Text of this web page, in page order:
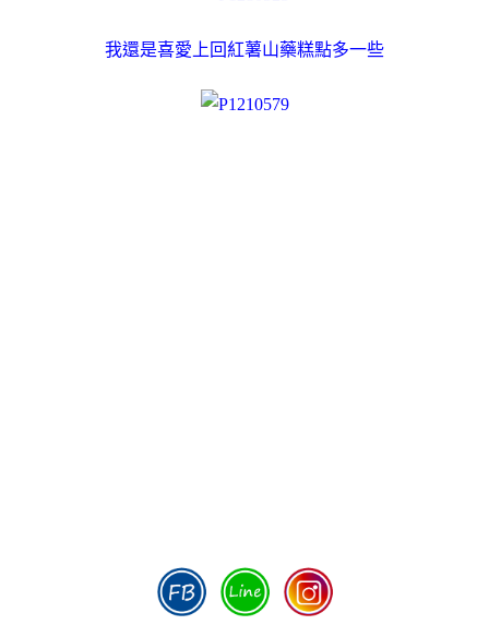
我還是喜愛上回紅薯山藥糕點多一些